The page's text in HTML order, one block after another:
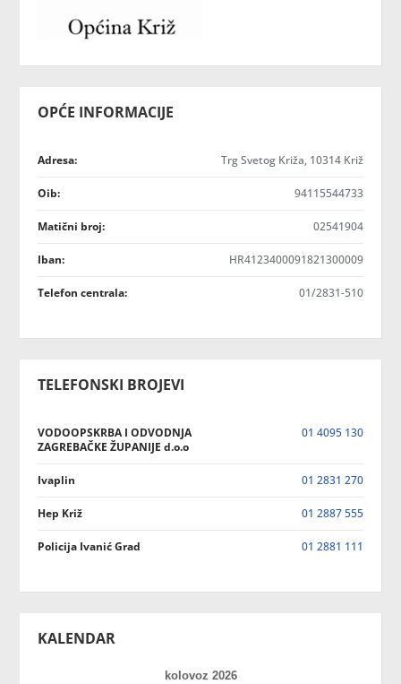
OPĆE INFORMACIJE
Adresa: Trg Svetog Križa, 10314 Križ
Oib: 94115544733
Matični broj: 02541904
Iban: HR4123400091821300009
Telefon centrala: 01/2831-510
TELEFONSKI BROJEVI
VODOOPSKRBA I ODVODNJA
ZAGREBAČKE ŽUPANIJE d.o.o
01 4095 130
Ivaplin 01 2831 270
Hep Križ 01 2887 555
Policija Ivanić Grad 01 2881 111
KALENDAR
kolovoz 2026